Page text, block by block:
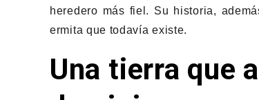
heredero más fiel. Su historia,
ermita que todavía existe.
Una tierra que